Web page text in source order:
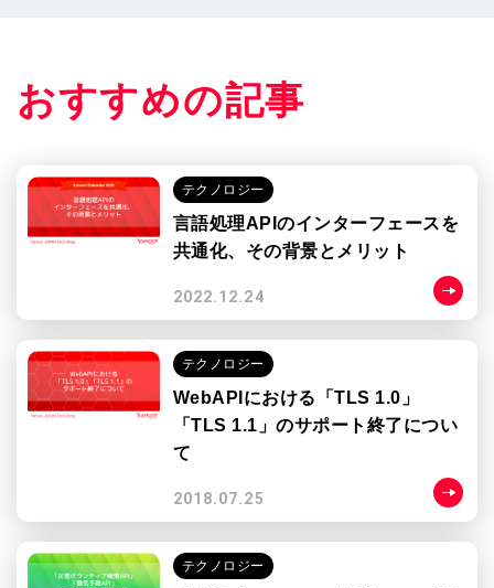
おすすめの記事
テクノロジー
言語処理APIのインターフェースを
共通化、その背景とメリット
2022.12.24
テクノロジー
WebAPIにおける「TLS 1.0」
「TLS 1.1」のサポート終了につい
て
2018.07.25
テクノロジー